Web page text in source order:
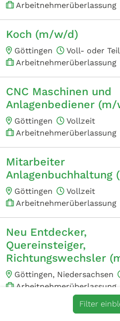
Filter
Arbeitnehmerüberlassung
Koch (m/w/d)
Göttingen
Voll- oder
Arbeitnehmerüberlassung
CNC Maschinen und
Anlagenbediener
Göttingen
Vollzeit
Arbeitnehmerüberlassung
Mitarbeiter
Anlagenbuchhaltung
Göttingen
Vollzeit
Arbeitnehmerüberlassung
Neu Entdecker,
Quereinsteiger,
Richtungswechsler
Göttingen, Niedersachsen
Arbeitnehmerüberlassung
Techniker